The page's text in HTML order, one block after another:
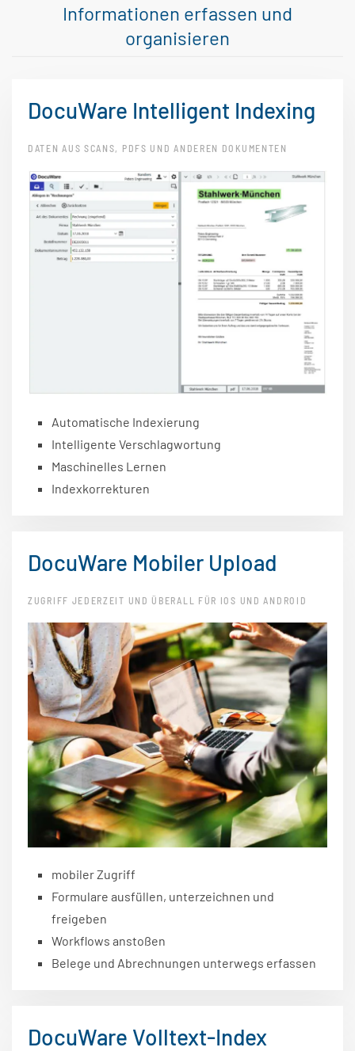
Informationen erfassen und
organisieren
DocuWare Intelligent Indexing
DATEN AUS SCANS, PDFS UND ANDEREN DOKUMENTEN
Automatische Indexierung
Intelligente Verschlagwortung
Maschinelles Lernen
Indexkorrekturen
DocuWare Mobiler Upload
ZUGRIFF JEDERZEIT UND ÜBERALL FÜR IOS UND ANDROID
mobiler Zugriff
Formulare ausfüllen, unterzeichnen und
freigeben
Workflows anstoßen
Belege und Abrechnungen unterwegs erfassen
DocuWare Volltext-Index